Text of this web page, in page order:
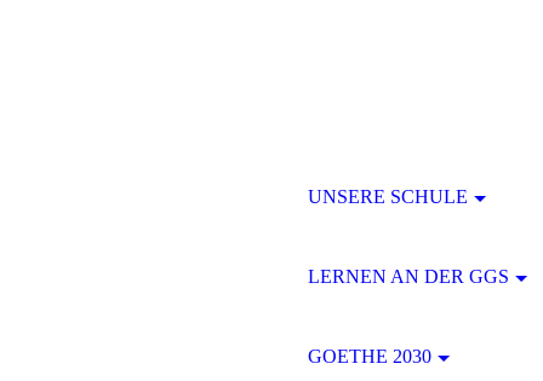
UNSERE SCHULE
LERNEN AN DER GGS
GOETHE 2030